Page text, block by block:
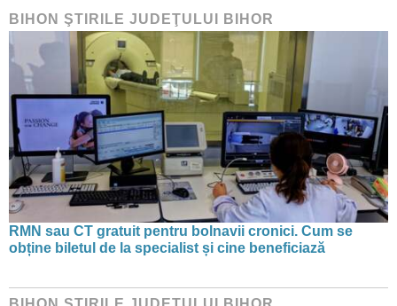
BIHON ŞTIRILE JUDEŢULUI BIHOR
RMN sau CT gratuit pentru bolnavii cronici. Cum se
obține biletul de la specialist și cine beneficiază